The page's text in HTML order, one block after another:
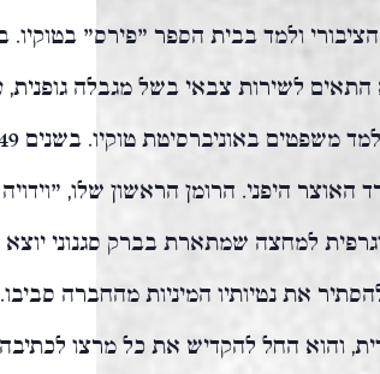
ולמד בבית הספר "פירס" בטוקיו.
לשירות צבאי בשל מגבלה
היפני. הרומן הראשון שלו,
למחצה שמתארת בברק סגנוני
את נטיותיו המיניות מהחברה סביבו.
והוא החל להקדיש את כל מרצו